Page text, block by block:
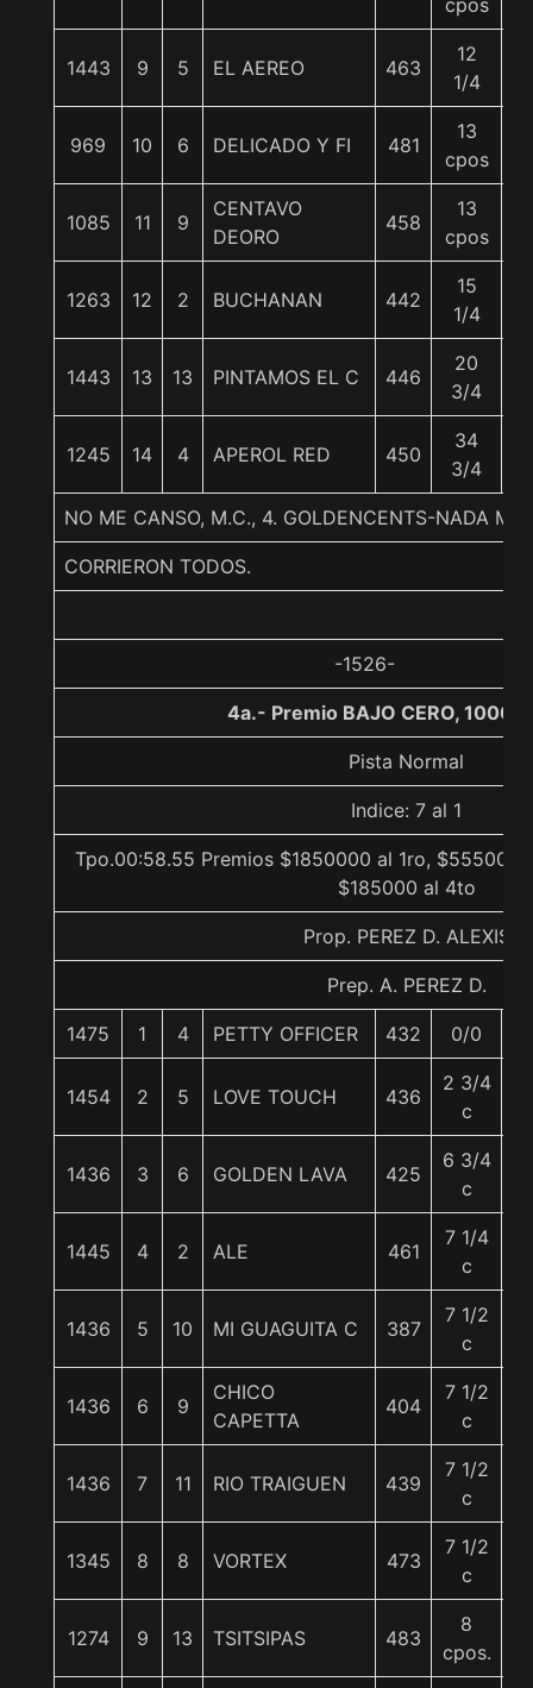
cpos
1443 9 5 EL AEREO 463
12
1/4
969 10 6 DELICADO Y FI 481
13
cpos
1085 11 9
CENTAVO
DEORO
458
13
cpos
1263 12 2 BUCHANAN 442
15
1/4
1443 13 13 PINTAMOS EL C 446
20
3/4
1245 14 4 APEROL RED 450
34
3/4
NO ME CANSO, M.C., 4. GOLDENCENTS-NADA
CORRIERON TODOS.
-1526-
4a.- Premio BAJO CERO, 1000
Pista Normal
Indice: 7 al 1
Tpo.00:58.55 Premios $1850000 al 1ro, $555000
$185000 al 4to
Prop. PEREZ D. ALEXIS
Prep. A. PEREZ D.
1475 1 4 PETTY OFFICER 432 0/0
1454 2 5 LOVE TOUCH 436
2 3/4
c
1436 3 6 GOLDEN LAVA 425
6 3/4
c
1445 4 2 ALE 461
7 1/4
c
1436 5 10 MI GUAGUITA C 387
7 1/2
c
1436 6 9
CHICO
CAPETTA
404
7 1/2
c
1436 7 11 RIO TRAIGUEN 439
7 1/2
c
1345 8 8 VORTEX 473
7 1/2
c
1274 9 13 TSITSIPAS 483
8
cpos.